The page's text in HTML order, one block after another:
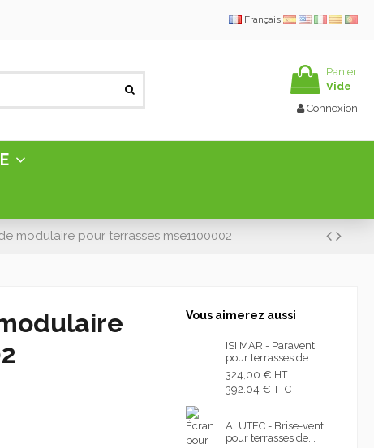
Français
Panier
Vide
Connexion
modulaire pour terrasses mse1100002
Vous aimerez aussi
ISI MAR - Paravent
pour terrasses de...
324,00 € HT
392.04 € TTC
ALUTEC - Brise-vent
pour terrasses de...